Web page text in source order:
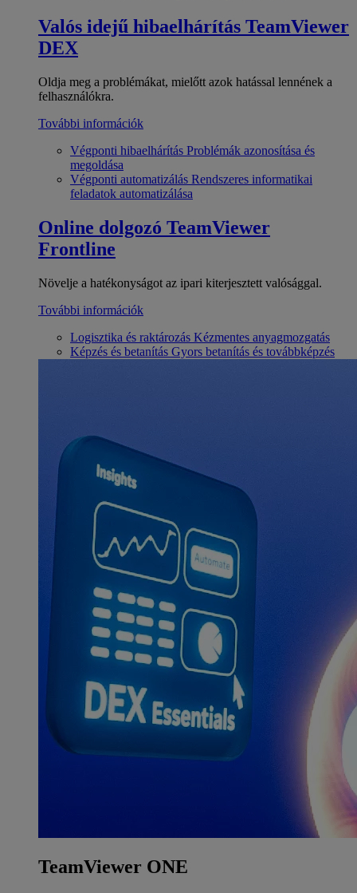
Valós idejű hibaelhárítás TeamViewer
DEX
Oldja meg a problémákat, mielőtt azok hatással lennének a
felhasználókra.
További információk
Végponti hibaelhárítás Problémák azonosítása és
megoldása
Végponti automatizálás Rendszeres informatikai
feladatok automatizálása
Online dolgozó TeamViewer
Frontline
Növelje a hatékonyságot az ipari kiterjesztett valósággal.
További információk
Logisztika és raktározás Kézmentes anyagmozgatás
Képzés és betanítás Gyors betanítás és továbbképzés
TeamViewer ONE